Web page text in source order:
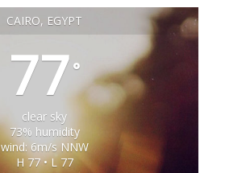
CAIRO, EGYPT
77°
clear sky
73% humidity
wind: 6m/s NNW
H 77 • L 77